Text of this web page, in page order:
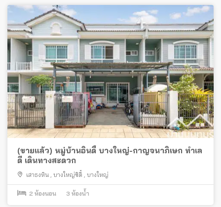
(ขายแล้ว) หมู่บ้านอินดี้ บางใหญ่-กาญจนาภิเษก ทำเล
ดี เดินทางสะดวก
เสาธงหิน , บางใหญ่ซิตี้ , บางใหญ่
2 ห้องนอน 3 ห้องน้ำ